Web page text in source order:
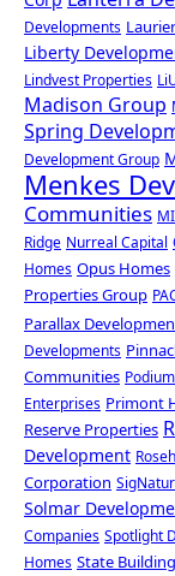
Developments
Liberty
Lindvest Properties
Madison Group
Spring
Development Group
Menkes
Communities
Ridge Nurreal Capital
Homes Opus Homes
Properties Group
Parallax
Developments
Communities
Enterprises Primont
Reserve Properties
Development
Corporation
Solmar
Companies Spotlight
Homes State